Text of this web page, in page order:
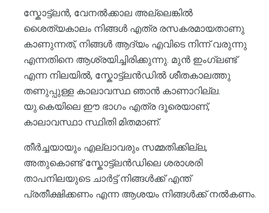
സ്കോട്ട്ലൻ, വേനൽക്കാല അല്ലെങ്കിൽ
ശൈത്യകാലം നിങ്ങൾ എത്ര രസകരമായതാണു
കാണുന്നത്, നിങ്ങൾ ആദ്യം എവിടെ നിന്ന് വരുന്നു
എന്നതിനെ ആശ്രയിച്ചിരിക്കുന്നു. മുൻ ഇംഗ്ലണ്ട്
എന്ന നിലയിൽ, സ്കോട്ട്ലൻഡിൽ ശീതകാലത്തു
തണുപ്പുള്ള കാലാവസ്ഥ ഞാൻ കാണാറില്ല.
യു.കെയിലെ ഈ ഭാഗം എത്ര ദൂരെയാണ്,
കാലാവസ്ഥാ സ്ഥിതി മിതമാണ്.
തീർച്ചയായും എല്ലാവരും സമ്മതിക്കില്ല,
അതുകൊണ്ട് സ്കോട്ട്ലൻഡിലെ ശരാശരി
താപനിലയുടെ ചാർട്ട് നിങ്ങൾക്ക് എന്ത്
പ്രതീക്ഷിക്കണം എന്ന ആശയം നിങ്ങൾക്ക് നൽകണം.